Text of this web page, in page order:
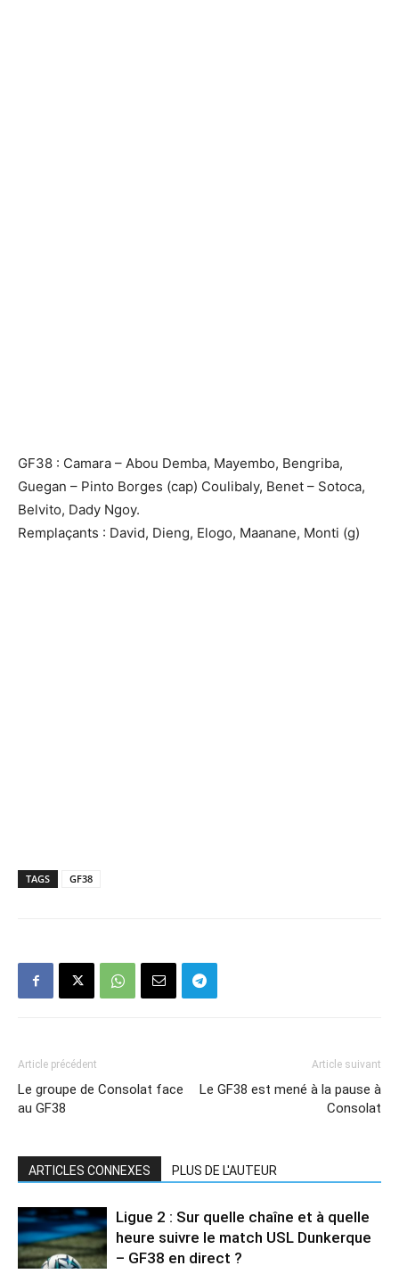
GF38 : Camara – Abou Demba, Mayembo, Bengriba,
Guegan – Pinto Borges (cap) Coulibaly, Benet – Sotoca,
Belvito, Dady Ngoy.
Remplaçants : David, Dieng, Elogo, Maanane, Monti (g)
TAGS GF38
Article précédent
Le groupe de Consolat face
au GF38
Article suivant
Le GF38 est mené à la pause à
Consolat
ARTICLES CONNEXES PLUS DE L'AUTEUR
Ligue 2 : Sur quelle chaîne et à quelle
heure suivre le match USL Dunkerque
– GF38 en direct ?